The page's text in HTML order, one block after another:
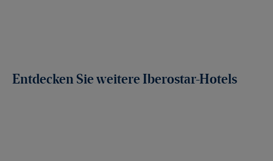
Entdecken Sie weitere Iberostar-Hotels